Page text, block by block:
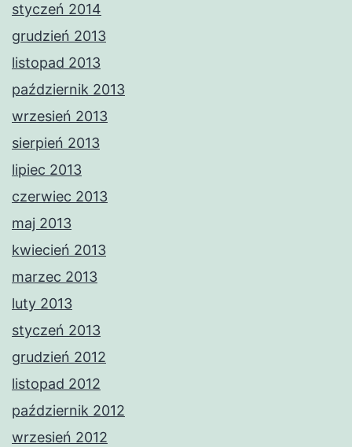
styczeń 2014
grudzień 2013
listopad 2013
październik 2013
wrzesień 2013
sierpień 2013
lipiec 2013
czerwiec 2013
maj 2013
kwiecień 2013
marzec 2013
luty 2013
styczeń 2013
grudzień 2012
listopad 2012
październik 2012
wrzesień 2012